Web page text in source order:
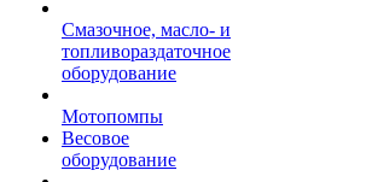
Смазочное, масло- и
топливораздаточное
оборудование
Мотопомпы
Весовое
оборудование